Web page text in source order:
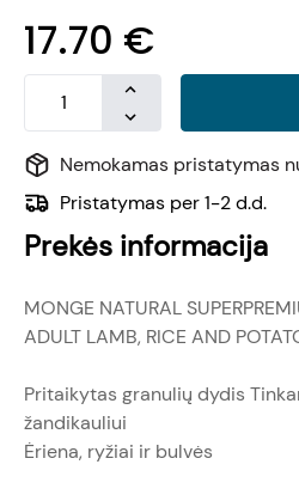
17.70 €
Nemokamas pristatymas
Pristatymas per 1-2 d.d.
Prekės informacija
MONGE NATURAL
ADULT LAMB, RICE AND
Pritaikytas granulių dydis
žandikauliui
Ėriena, ryžiai ir bulvės